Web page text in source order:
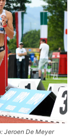
Jeroen De Meyer